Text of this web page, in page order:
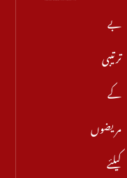
بے
ترتیبی
کے
مریضوں
کیلئے